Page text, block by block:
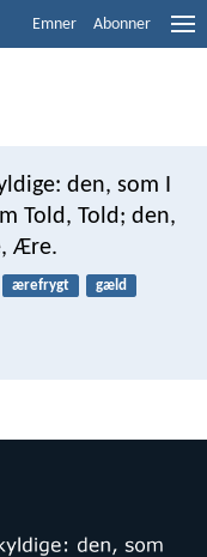
Emner Abonner
den, som I
Told, Told; den,
Ære.
ærefrygt gæld